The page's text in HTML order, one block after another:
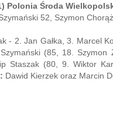
Polonia Środa
52, Szymon
- 2. Jan Gałka, 3. Marcel
(85, 18.
Staszak (80, 9. Wiktor
Dawid Kierzek oraz Marcin